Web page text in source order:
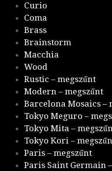
Curio
Coma
Brass
Brainstorm
Macchia
Wood
Rustic – megszűnt
Modern – megszűnt
Barcelona Mosaics –
Tokyo Meguro –
Tokyo Mita –
Tokyo Kori –
Paris – megszűnt
Paris Saint Germain